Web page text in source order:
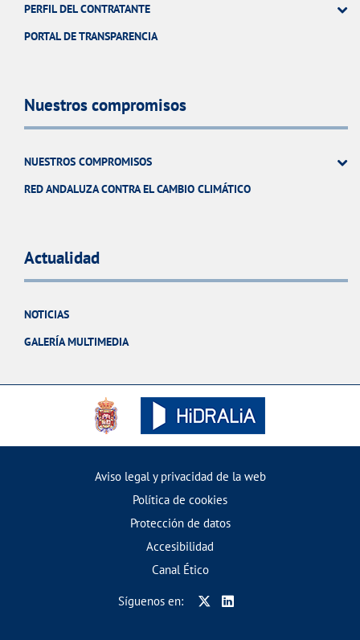
PERFIL DEL CONTRATANTE
PORTAL DE TRANSPARENCIA
Nuestros compromisos
NUESTROS COMPROMISOS
RED ANDALUZA CONTRA EL CAMBIO CLIMÁTICO
Actualidad
NOTICIAS
GALERÍA MULTIMEDIA
Aviso legal y privacidad de la web
Política de cookies
Protección de datos
Accesibilidad
Canal Ético
Síguenos en: